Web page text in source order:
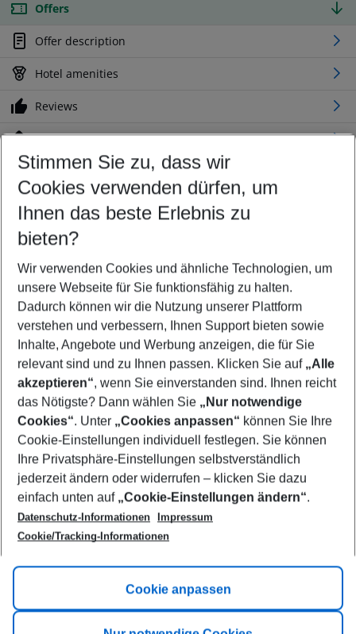
Offers
Offer description
Hotel amenities
Reviews
Location
Customize your offer
Find the perfect deal which suits your best
Your departure airport
Any airport
Select your date range
10/08/26–08/08/27 5-8 nights
Who will travel
2 adults No children
Show more filter
Footer
Footer navigation
Title A
Link A
Stimmen Sie zu, dass wir
Cookies verwenden dürfen, um
Ihnen das beste Erlebnis zu
bieten?
Wir verwenden Cookies und ähnliche Technologien, um
unsere Webseite für Sie funktionsfähig zu halten.
Dadurch können wir die Nutzung unserer Plattform
verstehen und verbessern, Ihnen Support bieten sowie
Inhalte, Angebote und Werbung anzeigen, die für Sie
relevant sind und zu Ihnen passen. Klicken Sie auf „Alle
akzeptieren“, wenn Sie einverstanden sind. Ihnen reicht
das Nötigste? Dann wählen Sie „Nur notwendige
Cookies“. Unter „Cookies anpassen“ können Sie Ihre
Cookie-Einstellungen individuell festlegen. Sie können
Ihre Privatsphäre-Einstellungen selbstverständlich
jederzeit ändern oder widerrufen – klicken Sie dazu
einfach unten auf „Cookie-Einstellungen ändern“.
Datenschutz-Informationen
Impressum
Cookie/Tracking-Informationen
Cookie anpassen